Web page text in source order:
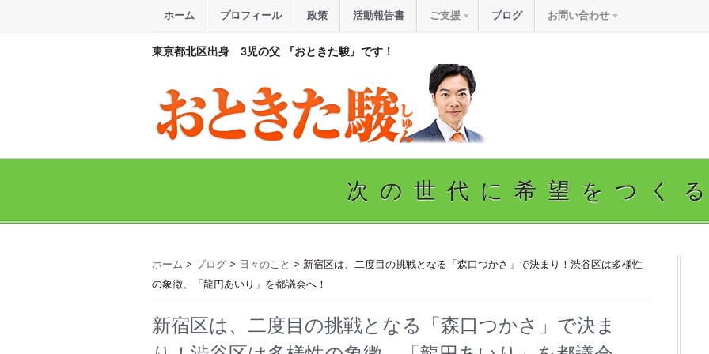
東京都北区出身 3児の父 『おときた駿』です！
ホーム プロフィール 政策 活動報告書 ご支援 ブログ お問い合わせ
次の世代に希望をつく
ホーム > ブログ > 日々のこと > 新宿区は、二度目の挑戦となる「森口つかさ」で決まり！渋谷区は多様性
の象徴、「龍円あいり」を都議会へ！
新宿区は、二度目の挑戦となる「森口つかさ」で決ま